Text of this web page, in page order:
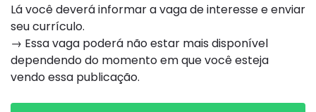
Lá você deverá informar a vaga de interesse e enviar
seu currículo.
→ Essa vaga poderá não estar mais disponível
dependendo do momento em que você esteja
vendo essa publicação.